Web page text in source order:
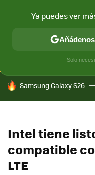
CONECTIVIDAD MÓVIL
HOY SE HABLA DE
Samsung Galaxy S26
Intel tiene
compatible
LTE
Ya puedes ver
Solo